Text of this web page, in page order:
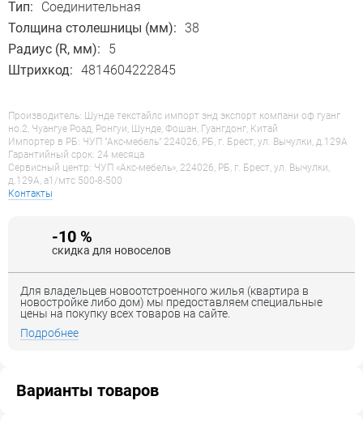
Тип:
Соединительная
Толщина столешницы (мм):
38
Радиус (R, мм):
5
Штрихкод: 4814604222845
Производитель: Шунде текстайлс импорт энд экспорт компани оф гуанг
но.2, Чуангуе Роад, Ронгуи, Шунде, Фошан, Гуангдонг, Китай
Импортер в РБ: ЧУП "Акс-мебель" 224026, РБ, г. Брест, ул. Вычулки, д.129А
Гарантийный срок: 24 месяца
Сервисный центр: ЧУП «Акс-мебель», 224026, РБ, г. Брест, ул. Вычулки,
д.129А, a1/мтс 500-8-500
Контакты
-10 %
скидка для новоселов
Для владельцев новоотстроенного жилья (квартира в
новостройке либо дом) мы предоставляем специальные
цены на покупку всех товаров на сайте.
Подробнее
Варианты товаров